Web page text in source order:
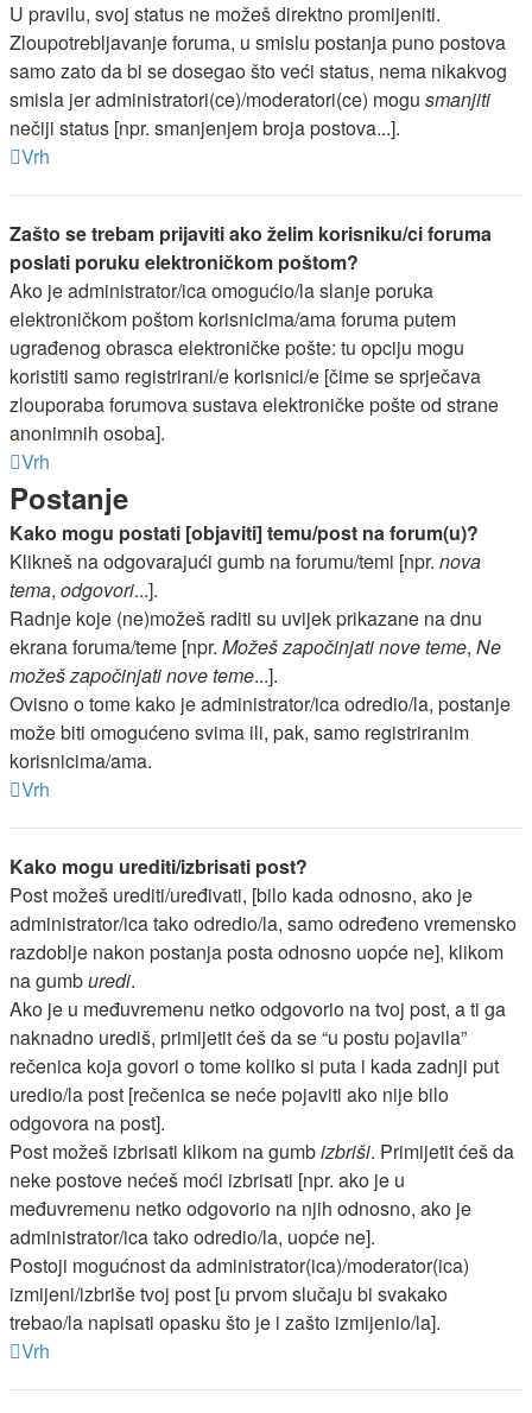
U pravilu, svoj status ne možeš direktno promijeniti.
Zloupotrebljavanje foruma, u smislu postanja puno postova
samo zato da bi se dosegao što veći status, nema nikakvog
smisla jer administratori(ce)/moderatori(ce) mogu smanjiti
nečiji status [npr. smanjenjem broja postova...].
Vrh
Zašto se trebam prijaviti ako želim korisniku/ci foruma
poslati poruku elektroničkom poštom?
Ako je administrator/ica omogućio/la slanje poruka
elektroničkom poštom korisnicima/ama foruma putem
ugrađenog obrasca elektroničke pošte: tu opciju mogu
koristiti samo registrirani/e korisnici/e [čime se sprječava
zlouporaba forumova sustava elektroničke pošte od strane
anonimnih osoba].
Vrh
Postanje
Kako mogu postati [objaviti] temu/post na forum(u)?
Klikneš na odgovarajući gumb na forumu/temi [npr. nova
tema, odgovori...].
Radnje koje (ne)možeš raditi su uvijek prikazane na dnu
ekrana foruma/teme [npr. Možeš započinjati nove teme, Ne
možeš započinjati nove teme...].
Ovisno o tome kako je administrator/ica odredio/la, postanje
može biti omogućeno svima ili, pak, samo registriranim
korisnicima/ama.
Vrh
Kako mogu urediti/izbrisati post?
Post možeš urediti/uređivati, [bilo kada odnosno, ako je
administrator/ica tako odredio/la, samo određeno vremensko
razdoblje nakon postanja posta odnosno uopće ne], klikom
na gumburedi.
Ako je u međuvremenu netko odgovorio na tvoj post, a ti ga
naknadno urediš, primijetit ćeš da se “u postu pojavila”
rečenica koja govori o tome koliko si puta i kada zadnji put
uredio/la post [rečenica se neće pojaviti ako nije bilo
odgovora na post].
Post možeš izbrisati klikom na gumbizbriši. Primijetit ćeš da
neke postove nećeš moći izbrisati [npr. ako je u
međuvremenu netko odgovorio na njih odnosno, ako je
administrator/ica tako odredio/la, uopće ne].
Postoji mogućnost da administrator(ica)/moderator(ica)
izmijeni/izbriše tvoj post [u prvom slučaju bi svakako
trebao/la napisati opasku što je i zašto izmijenio/la].
Vrh